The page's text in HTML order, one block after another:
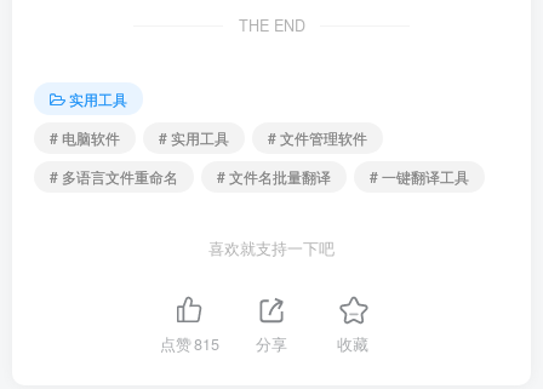
THE END
实用工具
# 电脑软件
# 实用工具
# 文件管理软件
# 多语言文件重命名
# 文件名批量翻译 # 一键翻译工具
喜欢就支持一下吧
点赞815 分享 收藏